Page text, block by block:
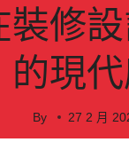
修
的現
By 27 2 月